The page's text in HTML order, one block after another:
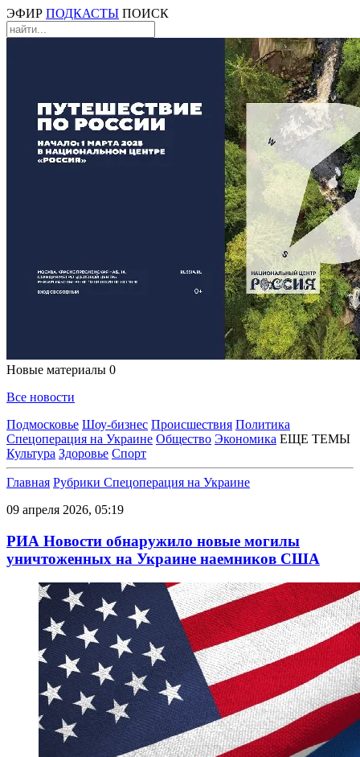
ЭФИР ПОДКАСТЫ ПОИСК
Новые материалы 0
Все новости
Подмосковье Шоу-бизнес Происшествия Политика
Спецоперация на Украине Общество Экономика ЕЩЕ ТЕМЫ
Культура Здоровье Спорт
Главная Рубрики Спецоперация на Украине
09 апреля 2026, 05:19
РИА Новости обнаружило новые могилы
уничтоженных на Украине наемников США